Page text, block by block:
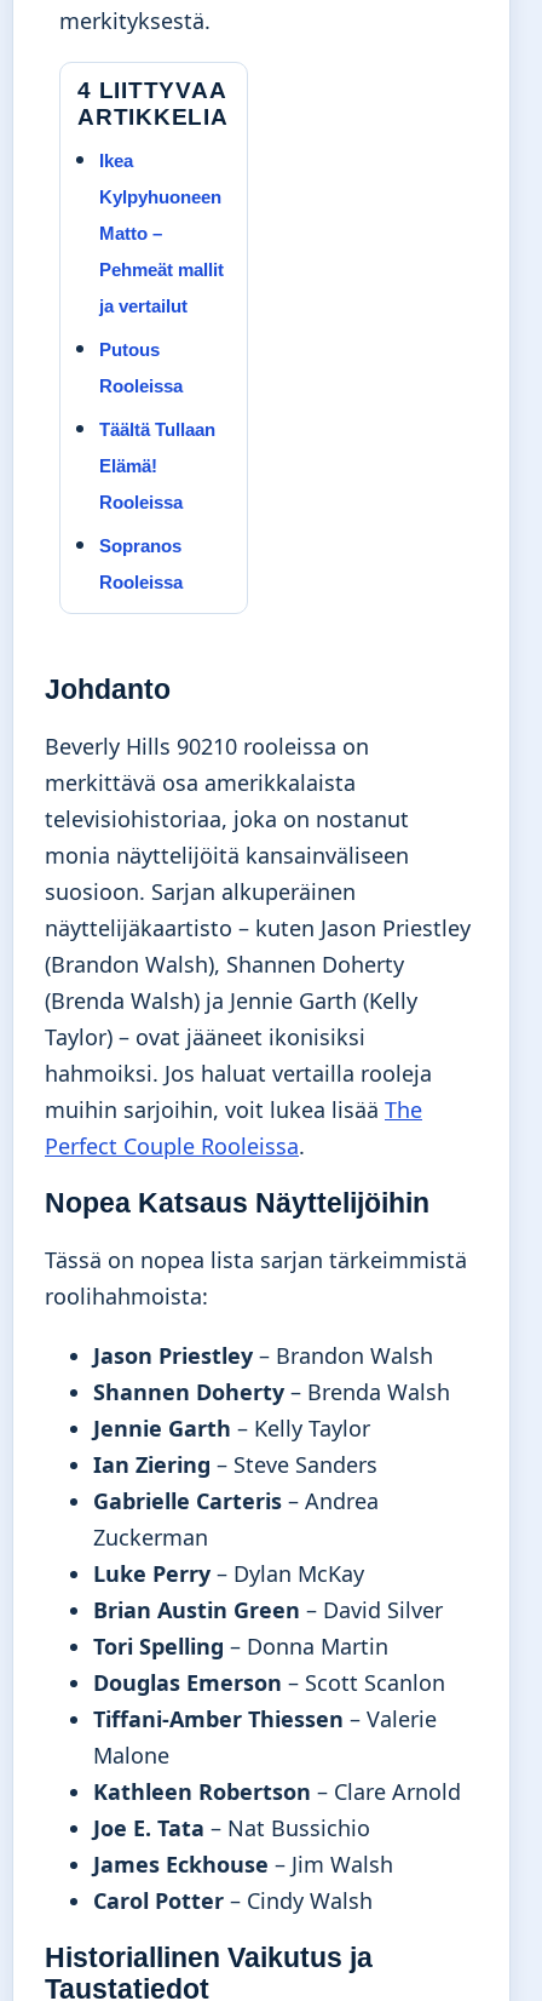
merkityksestä.
4 LIITTYVAA
ARTIKKELIA
Ikea
Kylpyhuoneen
Matto –
Pehmeät mallit
ja vertailut
Putous
Rooleissa
Täältä Tullaan
Elämä!
Rooleissa
Sopranos
Rooleissa
Johdanto
Beverly Hills 90210 rooleissa on
merkittävä osa amerikkalaista
televisiohistoriaa, joka on nostanut
monia näyttelijöitä kansainväliseen
suosioon. Sarjan alkuperäinen
näyttelijäkaartisto – kuten Jason Priestley
(Brandon Walsh), Shannen Doherty
(Brenda Walsh) ja Jennie Garth (Kelly
Taylor) – ovat jääneet ikonisiksi
hahmoiksi. Jos haluat vertailla rooleja
muihin sarjoihin, voit lukea lisää The
Perfect Couple Rooleissa.
Nopea Katsaus Näyttelijöihin
Tässä on nopea lista sarjan tärkeimmistä
roolihahmoista:
Jason Priestley – Brandon Walsh
Shannen Doherty – Brenda Walsh
Jennie Garth – Kelly Taylor
Ian Ziering – Steve Sanders
Gabrielle Carteris – Andrea
Zuckerman
Luke Perry – Dylan McKay
Brian Austin Green – David Silver
Tori Spelling – Donna Martin
Douglas Emerson – Scott Scanlon
Tiffani-Amber Thiessen – Valerie
Malone
Kathleen Robertson – Clare Arnold
Joe E. Tata – Nat Bussichio
James Eckhouse – Jim Walsh
Carol Potter – Cindy Walsh
Historiallinen Vaikutus ja
Taustatiedot